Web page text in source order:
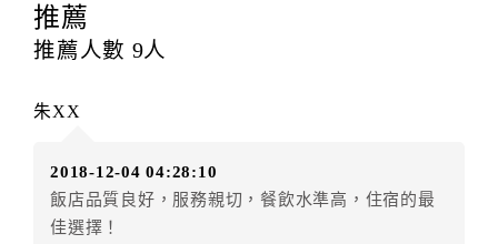
提出申辦不得異動訂單。
每筆訂單異動限定
辦理取消退款。
房者應補足差額。（限原訂飯店）
房者不得要求退其差額。（限原訂飯店）
五、保留住宿權益(保留住房)
推薦
推薦人數 9人
朱XX
2018-12-04 04:28:10
飯店品質良好，服務親切，餐飲水準高，住宿的最
佳選擇！